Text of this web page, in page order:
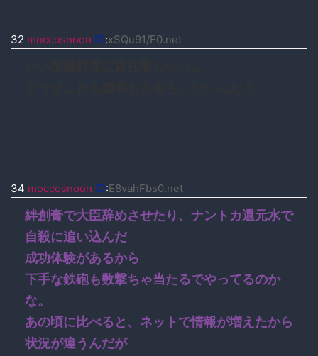
32 moccosnoon ID:xSQu91/F0.net
34 moccosnoon ID:E8vahFbs0.net
絆創膏で大臣辞めさせたり、ナントカ還元水で
自殺に追い込んだ
成功体験があるから
下手な鉄砲も数撃ちゃ当たるでやってるのか
な。
あの頃に比べると、ネットで情報が増えたから
状況が違うんだが